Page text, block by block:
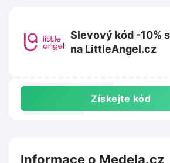
Slevový kód -10%
na LittleAngel.cz
Získejte kód
Informace o Medela.cz